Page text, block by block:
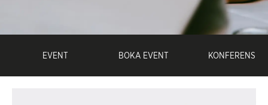
EVENT BOKA EVENT KONFERENS